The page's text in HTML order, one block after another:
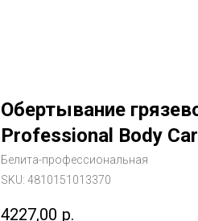
Обертывание
Professional Body
Белита-профессиональная
SKU: 4810151013370
4227,00 р.